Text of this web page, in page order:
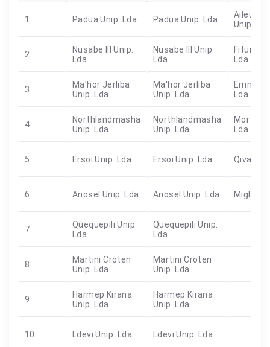
1 Padua Unip. Lda Padua Unip. Lda
Aileu Ba
Unip. Lda
2
Nusabe III Unip.
Lda
Nusabe III Unip.
Lda
Fitun
Lda
3
Ma'hor Jerliba
Unip. Lda
Ma'hor Jerliba
Unip. Lda
Lda
4
Northlandmasha
Unip. Lda
Northlandmasha
Unip. Lda
Lda
5 Ersoi Unip. Lda Ersoi Unip. Lda Qivan
6 Anosel Unip. Lda Anosel Unip. Lda Miglen
7
Quequepili Unip.
Lda
Quequepili Unip.
Lda
8
Martini Croten
Unip. Lda
Martini Croten
Unip. Lda
9
Harmep Kirana
Unip. Lda
Harmep Kirana
Unip. Lda
10 Ldevi Unip. Lda Ldevi Unip. Lda